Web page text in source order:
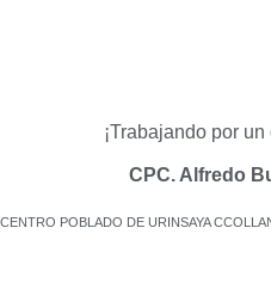
¡Trabajando por
CPC. Alfredo
POBLADO DE URINSAYA